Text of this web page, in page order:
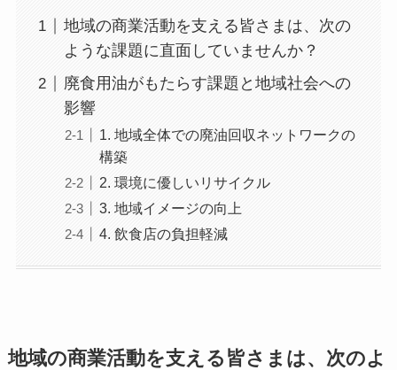
地域の商業活動を支える皆さまは、次の
ような課題に直面していませんか？
廃食用油がもたらす課題と地域社会への
影響
1. 地域全体での廃油回収ネットワークの
構築
2. 環境に優しいリサイクル
3. 地域イメージの向上
4. 飲食店の負担軽減
地域の商業活動を支える皆さまは、次のよ